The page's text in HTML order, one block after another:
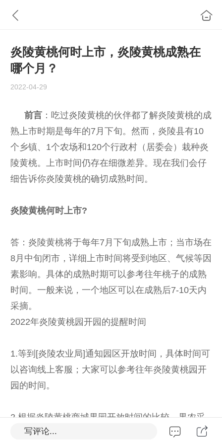
炎陵黄桃何时上市，炎陵黄桃成熟在
哪个月？
2022-04-29
前言 ：吃过炎陵黄桃的伙伴都了解炎陵黄桃的成
熟上市时期是每年的7月下旬。然而，炎陵县有10
个乡镇、1个农场和120个行政村（居委会）栽种炎
陵黄桃。上市时间仍存在细微差异。现在我们会仔
细告诉你炎陵黄桃的确切成熟时间。
炎陵黄桃何时上市?
答：炎陵黄桃将于每年7月下旬成熟上市；当市场在
8月中旬闭市，详细上市时间将受到地区、气候等因
素影响。具体的成熟时期可以参考往年桃子的成熟
时间。一般来说，一个地区可以在成熟后7-10天内
采摘。
2022年炎陵黄桃园开园的提醒时间
1.等到[炎陵农业局]通知园区开放时间，具体时间可
以咨询线上客服；大家可以参考往年炎陵黄桃园开
园的时间。
2.根据炎陵黄桃商城果园开放时间的比较，果农采
摘炎陵黄桃的实际时间将比炎陵农业局的引导时间
写评论...